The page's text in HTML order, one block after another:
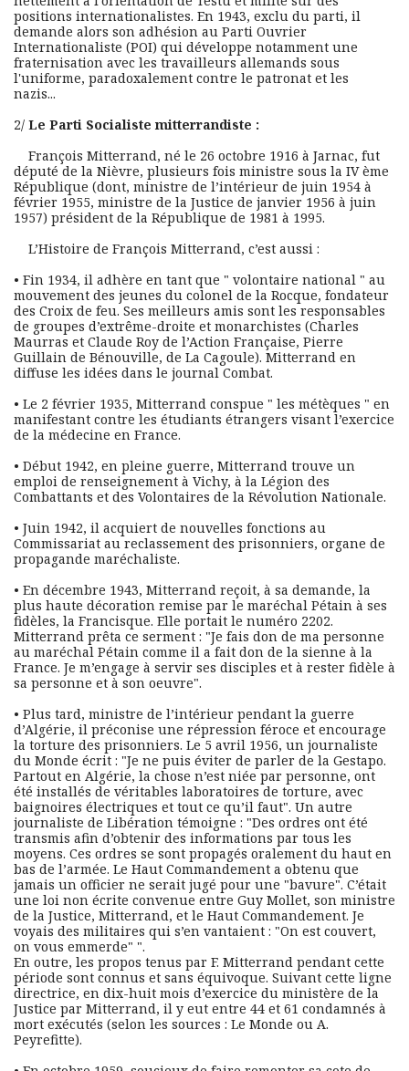
positions internationalistes. En 1943, exclu du parti, il
demande alors son adhésion au Parti Ouvrier
Internationaliste (POI) qui développe notamment une
fraternisation avec les travailleurs allemands sous
l'uniforme, paradoxalement contre le patronat et les
nazis...
2/ Le Parti Socialiste mitterrandiste :
François Mitterrand, né le 26 octobre 1916 à Jarnac, fut
député de la Nièvre, plusieurs fois ministre sous la IV ème
République (dont, ministre de l’intérieur de juin 1954 à
février 1955, ministre de la Justice de janvier 1956 à juin
1957) président de la République de 1981 à 1995.
L’Histoire de François Mitterrand, c’est aussi :
• Fin 1934, il adhère en tant que " volontaire national " au
mouvement des jeunes du colonel de la Rocque, fondateur
des Croix de feu. Ses meilleurs amis sont les responsables
de groupes d’extrême-droite et monarchistes (Charles
Maurras et Claude Roy de l’Action Française, Pierre
Guillain de Bénouville, de La Cagoule). Mitterrand en
diffuse les idées dans le journal Combat.
• Le 2 février 1935, Mitterrand conspue " les métèques " en
manifestant contre les étudiants étrangers visant l’exercice
de la médecine en France.
• Début 1942, en pleine guerre, Mitterrand trouve un
emploi de renseignement à Vichy, à la Légion des
Combattants et des Volontaires de la Révolution Nationale.
• Juin 1942, il acquiert de nouvelles fonctions au
Commissariat au reclassement des prisonniers, organe de
propagande maréchaliste.
• En décembre 1943, Mitterrand reçoit, à sa demande, la
plus haute décoration remise par le maréchal Pétain à ses
fidèles, la Francisque. Elle portait le numéro 2202.
Mitterrand prêta ce serment : "Je fais don de ma personne
au maréchal Pétain comme il a fait don de la sienne à la
France. Je m’engage à servir ses disciples et à rester fidèle à
sa personne et à son oeuvre".
• Plus tard, ministre de l’intérieur pendant la guerre
d’Algérie, il préconise une répression féroce et encourage
la torture des prisonniers. Le 5 avril 1956, un journaliste
du Monde écrit : "Je ne puis éviter de parler de la Gestapo.
Partout en Algérie, la chose n’est niée par personne, ont
été installés de véritables laboratoires de torture, avec
baignoires électriques et tout ce qu’il faut". Un autre
journaliste de Libération témoigne : "Des ordres ont été
transmis afin d’obtenir des informations par tous les
moyens. Ces ordres se sont propagés oralement du haut en
bas de l’armée. Le Haut Commandement a obtenu que
jamais un officier ne serait jugé pour une "bavure". C’était
une loi non écrite convenue entre Guy Mollet, son ministre
de la Justice, Mitterrand, et le Haut Commandement. Je
voyais des militaires qui s’en vantaient : "On est couvert,
on vous emmerde" ".
En outre, les propos tenus par F. Mitterrand pendant cette
période sont connus et sans équivoque. Suivant cette ligne
directrice, en dix-huit mois d’exercice du ministère de la
Justice par Mitterrand, il y eut entre 44 et 61 condamnés à
mort exécutés (selon les sources : Le Monde ou A.
Peyrefitte).